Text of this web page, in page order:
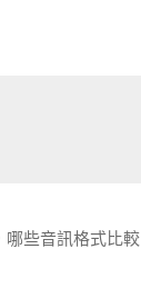
哪些音訊格式比較